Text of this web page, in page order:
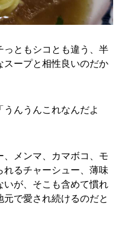
っともシコとも違う、半
スープと相性良いのだか
んうんこれなんだよ
、メンマ、カマボコ、モ
れるチャーシュー、薄味
いが、そこも含めて慣れ
で愛され続けるのだと